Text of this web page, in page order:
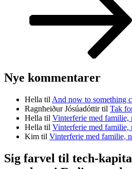
Nye kommentarer
Hella til And now to something
Ragnheiður Jósúadóttirtil Tak
Hella til Vinterferie med familie,
Hella til Vinterferie med familie,
Kim til Vinterferie med familie,
Sig farvel til tech-